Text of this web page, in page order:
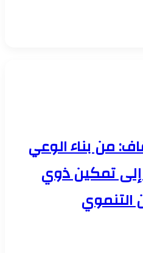
من بناء الوعي
إلى تمكين ذوي
التنموي